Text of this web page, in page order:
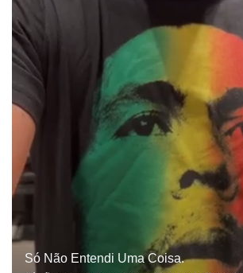
Só Não Entendi Uma Coisa.